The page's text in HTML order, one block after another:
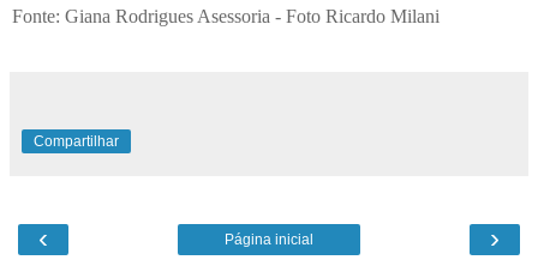
Fonte: Giana Rodrigues Asessoria - Foto Ricardo Milani
Compartilhar
‹ ›
Página inicial